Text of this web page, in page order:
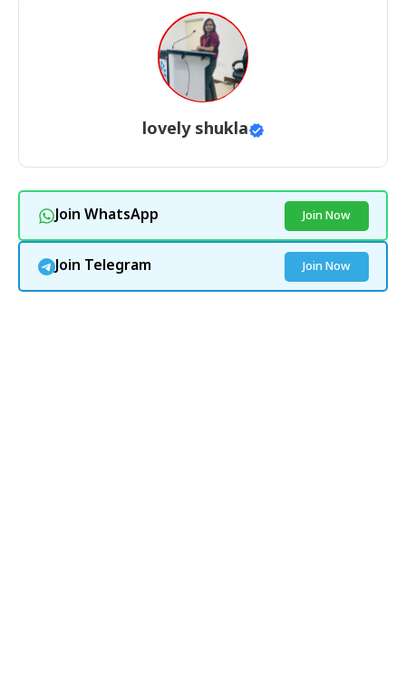
lovely shukla
Join WhatsApp Join Now
Join Telegram Join Now